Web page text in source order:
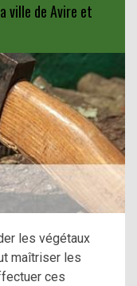
ville de Avire et
les végétaux
maîtriser les
ces